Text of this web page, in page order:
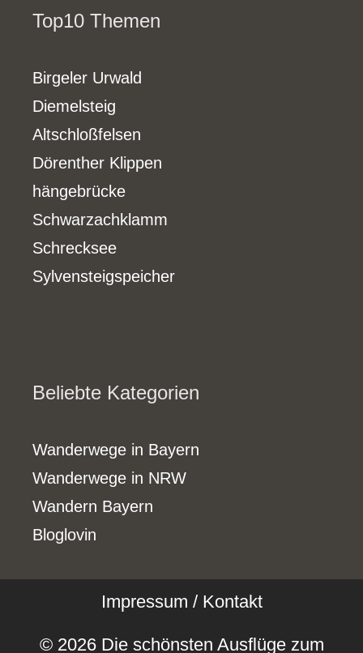
Top10 Themen
Birgeler Urwald
Diemelsteig
Altschloßfelsen
Dörenther Klippen
hängebrücke
Schwarzachklamm
Schrecksee
Sylvensteigspeicher
Beliebte Kategorien
Wanderwege in Bayern
Wanderwege in NRW
Wandern Bayern
Bloglovin
Impressum / Kontakt
© 2026 Die schönsten Ausflüge zum